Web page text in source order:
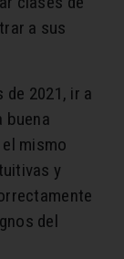
a sus
2021, ir a
buena
mismo
y
del